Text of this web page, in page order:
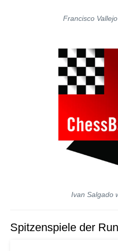
Francisco
Ivan Salgado
Spitzenspiele der